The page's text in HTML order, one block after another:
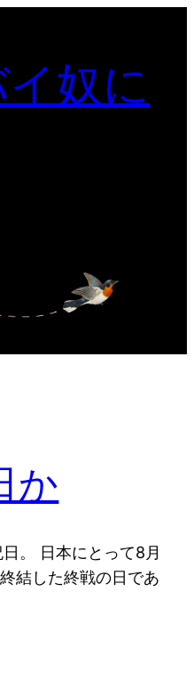
奴に
か
。 日本にとって8月
結した終戦の日であ